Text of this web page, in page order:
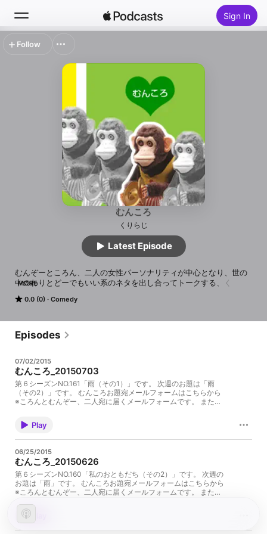
Sign In
Top Charts
むんころ
くりらじ
0.0 (0) Comedy
むんぞーところん、二人の女性パーソナリティが中心となり、世の
中のわりとどーでもいい系のネタを出し合ってトークする、くりら
です（笑）。むんころ用次回のお題宛メールフォームはこちらころ
MORE
Latest Episode
Follow
Episodes
07/02/2015
むんころ_20150703
第６シーズンNO.161「雨（その1）」です。 次週のお題は「雨
（その2）」です。 むんころお題宛メールフォームはこちらから
※ころんとむんぞー、二人宛に届くメールフォームです。 また、
中！・・・本来のお題宛メールと別便で送っていただけると、管
理しやすくって助かります（笑） 次回の収録＆生放送は7月8日
（水）の19:00頃～。お題宛メールお一人１通のみ有効ルール厳守
のにさん・・・ややうけ ・た～さん・・・・ややうけ ・まさや～
ん・・・ややうけ
Play
06/25/2015
むんころ_20150626
第６シーズンNO.160「私のおともだち（その2）」です。 次週の
お題は「雨」です。 むんころお題宛メールフォームはこちらから
※ころんとむんぞー、二人宛に届くメールフォームです。 また、
中！・・・本来のお題宛メールと別便で送っていただけると、管
理しやすくって助かります（笑） 次回の収録＆生放送は7月1日
（水）の19:00頃～。お題宛メールお一人１通のみ有効ルール厳守